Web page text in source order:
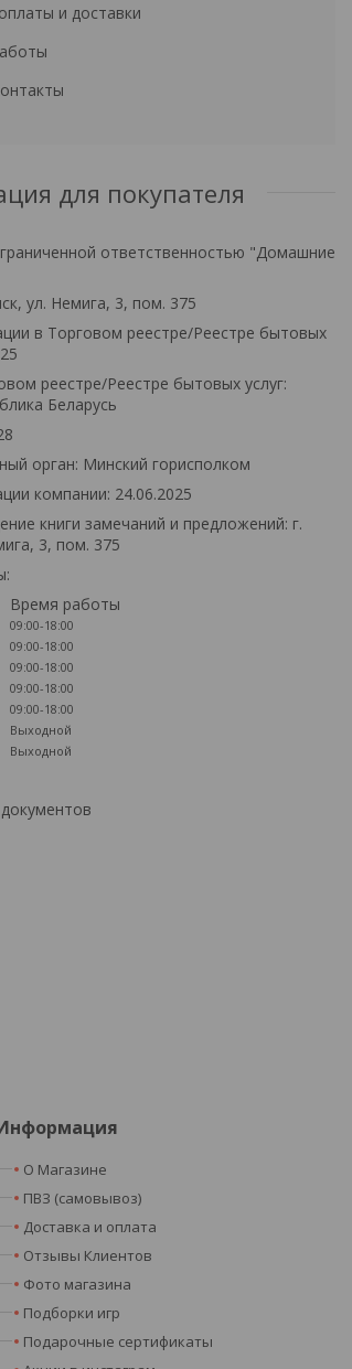
и доставки
для покупателя
ответственностью "Домашние
ул. Немига, 3, пом. 375
в Торговом реестре/Реестре бытовых
реестре/Реестре бытовых услуг:
Беларусь
орган: Минский горисполком
компании: 24.06.2025
книги замечаний и предложений: г.
3, пом. 375
Время работы
09:00-18:00
09:00-18:00
09:00-18:00
09:00-18:00
09:00-18:00
Выходной
Выходной
О Магазине
ПВЗ (самовывоз)
Доставка и оплата
Отзывы Клиентов
Фото магазина
Подборки игр
Подарочные сертификаты